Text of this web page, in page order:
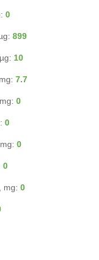
0
899
10
7.7
0
0
0
0
mg: 0